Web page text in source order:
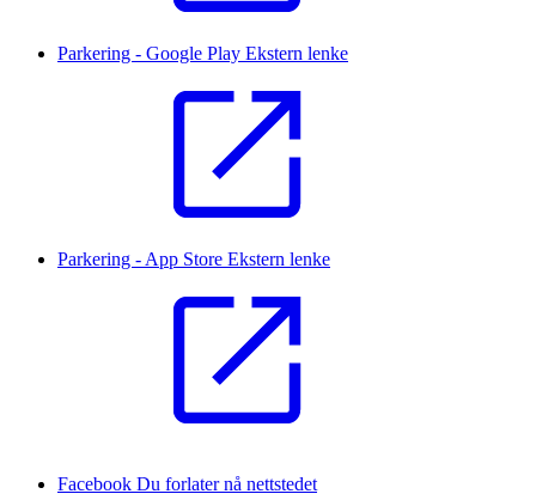
Parkering - Google Play Ekstern lenke
Parkering - App Store Ekstern lenke
Facebook Du forlater nå nettstedet